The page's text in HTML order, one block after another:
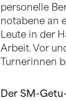
personelle
notabene an
Leute in der
Arbeit. Vor
Turnerinnen
Der SM-